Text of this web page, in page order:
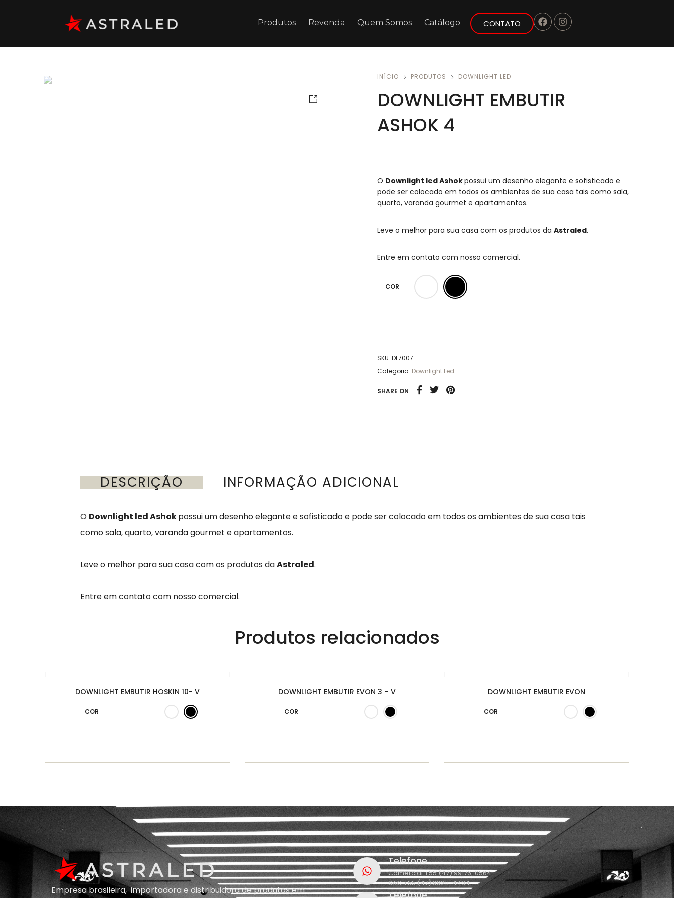
Produtos Revenda Quem Somos Catálogo CONTATO
INÍCIO PRODUTOS DOWNLIGHT LED
DOWNLIGHT EMBUTIR
ASHOK 4
O Downlight led Ashokpossui um desenho elegante e sofisticado e
pode ser colocado em todos os ambientes de sua casa tais como sala,
quarto, varanda gourmet e apartamentos.
Leve o melhor para sua casa com os produtos da Astraled.
Entre em contato com nosso comercial.
COR
SKU: DL7007
Categoria: Downlight Led
SHARE ON
DESCRIÇÃO INFORMAÇÃO ADICIONAL
O Downlight led Ashokpossui um desenho elegante e sofisticado e pode ser colocado em todos os ambientes de sua casa tais
como sala, quarto, varanda gourmet e apartamentos.
Leve o melhor para sua casa com os produtos daAstraled.
Entre em contato com nosso comercial.
Produtos relacionados
DOWNLIGHT EMBUTIR HOSKIN 10- V
COR
DOWNLIGHT EMBUTIR EVON 3 – V
COR
DOWNLIGHT EMBUTIR EVON
COR
Empresa brasileira, importadora e distribuidora de produtos em
Telefone
Comercial +55 (47) 99176-0564
SAC +55 (47) 99211-4434
Telefone